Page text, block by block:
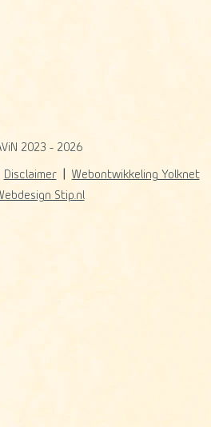
2023 - 2026
Disclaimer
Webontwikkeling Yolknet
Stip.nl